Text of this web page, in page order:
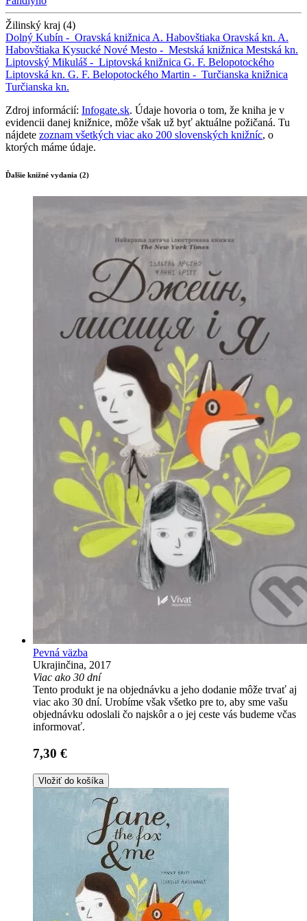
Žilinský kraj (4)
Dolný Kubín - Oravská knižnica A. Habovštiaka Oravská kn. A.
Habovštiaka Kysucké Nové Mesto - Mestská knižnica Mestská kn.
Liptovský Mikuláš - Liptovská knižnica G. F. Belopotockého
Liptovská kn. G. F. Belopotockého Martin - Turčianska knižnica
Turčianska kn.
Zdroj informácií: Infogate.sk. Údaje hovoria o tom, že kniha je v
evidencii danej knižnice, môže však už byť aktuálne požičaná. Tu
nájdete zoznam všetkých viac ako 200 slovenských knižníc, o
ktorých máme údaje.
Ďalšie knižné vydania (2)
Pevná väzba
Ukrajinčina, 2017
Viac ako 30 dní
Tento produkt je na objednávku a jeho dodanie môže trvať aj
viac ako 30 dní. Urobíme však všetko pre to, aby sme vašu
objednávku odoslali čo najskôr a o jej ceste vás budeme včas
informovať.
7,30 €
Vložiť do košíka